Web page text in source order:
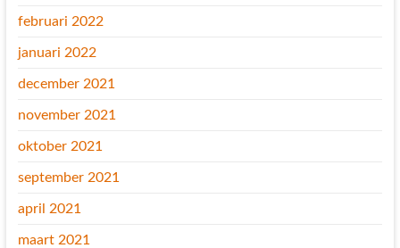
februari 2022
januari 2022
december 2021
november 2021
oktober 2021
september 2021
april 2021
maart 2021